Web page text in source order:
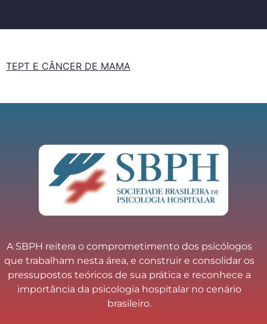
TEPT E CÂNCER DE MAMA
A SBPH reitera o comprometimento dos psicólogos
que trabalham nesta área, e construir e consolidar os
pressupostos teóricos de sua prática e reconhece a
importância da psicologia hospitalar no cenário
brasileiro.